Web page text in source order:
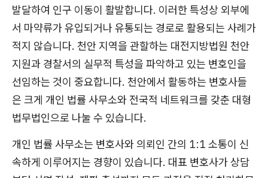
발달하여 인구 이동이 활발합니다. 이러한 특성상 외부에
서 마약류가 유입되거나 유통되는 경로로 활용되는 사례가
적지 않습니다. 천안 지역을 관할하는 대전지방법원 천안
지원과 경찰서의 실무적 특성을 파악하고 있는 변호인을
선임하는 것이 중요합니다. 천안에서 활동하는 변호사들
은 크게 개인 법률 사무소와 전국적 네트워크를 갖춘 대형
법무법인으로 나눌 수 있습니다.
개인 법률 사무소는 변호사와 의뢰인 간의 1:1 소통이 신
속하게 이루어지는 경향이 있습니다. 대표 변호사가 상담